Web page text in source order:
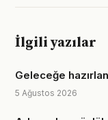
İlgili yazılar
Geleceğe
5 Ağustos 2026